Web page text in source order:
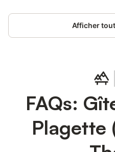
Afficher
FAQs:
Plagette